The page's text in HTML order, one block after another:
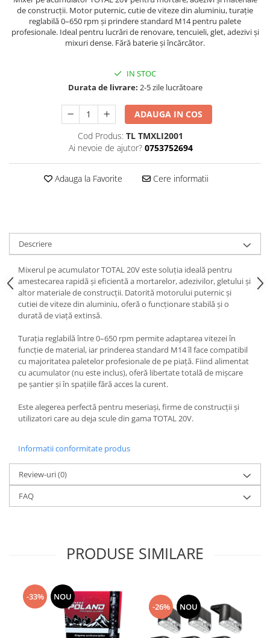
Perne
Pistol pentru vopsit
Pompă, hidrofor
Prelungitoare
Rindele electrice
Accesorii rindele
Accesorii pentru polizor
Fierăstrău circular
Flexuri
Mixere mortar
Motoare electrice
Pistoale de bătut cuie
Polizoare
Seturi aparate electrice
Testere electrice
Unelte multifuncționale
Vibratoare pentru beton
Aparate de Tăiat Gresie
Ciocan
Clești
Dălți pentru Lemn
Menghine
Scule pentru Gresie și Sticlă
Suporturi laptop
sticle
Trafalet
de construcții. Motor puternic, cutie de viteze din aluminiu, turație
reglabilă 0–650 rpm și prindere standard M14 pentru palete
profesionale. Ideal pentru lucrări de renovare, tencuieli, glet, adezivi și
mixuri dense. Fără baterie și încărcător.
IN STOC
Durata de livrare: 2-5 zile lucrătoare
ADAUGA IN COS
Cod Produs: TL TMXLI2001
Ai nevoie de ajutor? 0753752694
Adauga la Favorite Cere informatii
Descriere
Mixerul pe acumulator TOTAL 20V este soluția ideală pentru
amestecarea rapidă și eficientă a mortarelor, adezivilor, gletului și
altor materiale de construcții. Datorită motorului puternic și
cutiei de viteze din aluminiu, oferă o funcționare stabilă și o
durată de viață extinsă.
Turația reglabilă între 0–650 rpm permite adaptarea vitezei în
funcție de material, iar prinderea standard M14 îl face compatibil
cu majoritatea paletelor profesionale de pe piață. Fiind alimentat
cu acumulator (nu este inclus), oferă libertate totală de mișcare
pe șantier și în spațiile fără acces la curent.
Este alegerea perfectă pentru meseriași, firme de construcții și
utilizatori care au deja scule din gama TOTAL 20V.
Informatii conformitate produs
Review-uri(0)
FAQ
PRODUSE SIMILARE
-33% NOU
-26% NOU